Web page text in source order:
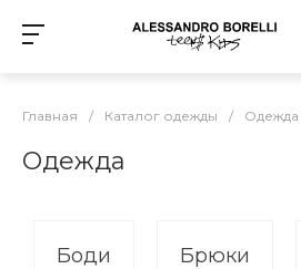
Главная / Каталог одежды / Одежда
Одежда
Боди Брюки